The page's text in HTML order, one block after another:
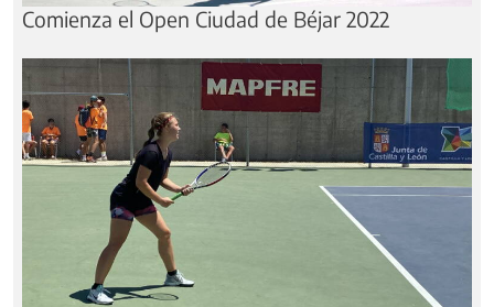
Comienza el Open Ciudad de Béjar 2022